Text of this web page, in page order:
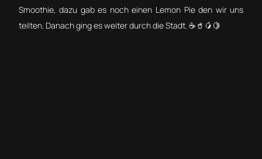
Smoothie, dazu gab es noch einen Lemon Pie den wir uns
teilten. Danach ging es weiter durch die Stadt. ☕🥤🥭🍋